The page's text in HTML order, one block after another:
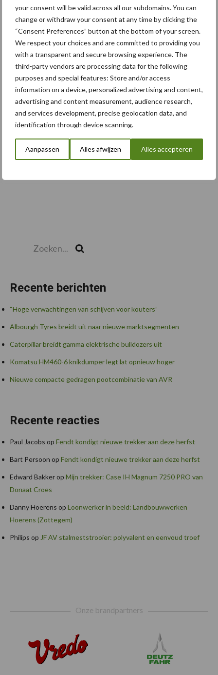
your consent will be valid across all our subdomains. You can
change or withdraw your consent at any time by clicking the
“Consent Preferences” button at the bottom of your screen.
We respect your choices and are committed to providing you
with a transparent and secure browsing experience. The
third-party vendors are processing data for the following
purposes and special features: Store and/or access
information on a device, personalized advertising and content,
advertising and content measurement, audience research,
and services development, precise geolocation data, and
identification through device scanning.
Aanpassen Alles afwijzen Alles accepteren
Komatsu HM460-6 knikdumper legt
lat opnieuw hoger
Nieuwe compacte gedragen
pootcombinatie van AVR
Toon meer
Recente berichten
“Hoge verwachtingen van schijven voor kouters”
Albourgh Tyres breidt uit naar nieuwe marktsegmenten
Caterpillar breidt gamma elektrische bulldozers uit
Komatsu HM460-6 knikdumper legt lat opnieuw hoger
Nieuwe compacte gedragen pootcombinatie van AVR
Recente reacties
Paul Jacobs op Fendt kondigt nieuwe trekker aan deze herfst
Bart Persoon op Fendt kondigt nieuwe trekker aan deze herfst
Edward Bakkerop Mijn trekker: Case IH Magnum 7250 PRO van
Donaat Croes
Danny Hoerens op Loonwerker in beeld: Landbouwwerken
Hoerens (Zottegem)
Philips op JF AV stalmeststrooier: polyvalent en eenvoud troef
Onze brandpartners